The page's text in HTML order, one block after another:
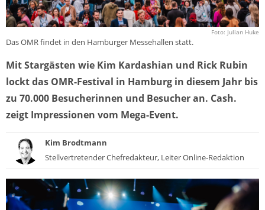
Foto: Julian Huke
Das OMR findet in den Hamburger Messehallen statt.
Mit Stargästen wie Kim Kardashian und Rick Rubin
lockt das OMR-Festival in Hamburg in diesem Jahr bis
zu 70.000 Besucherinnen und Besucher an. Cash.
zeigt Impressionen vom Mega-Event.
Kim Brodtmann
Stellvertretender Chefredakteur, Leiter Online-Redaktion